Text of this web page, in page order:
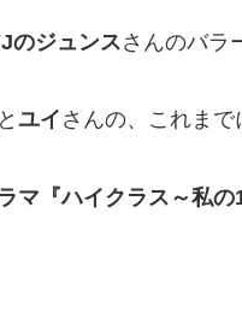
のジュンスさんのバラ
ユイ さんの、これま
マ『ハイクラス～私の